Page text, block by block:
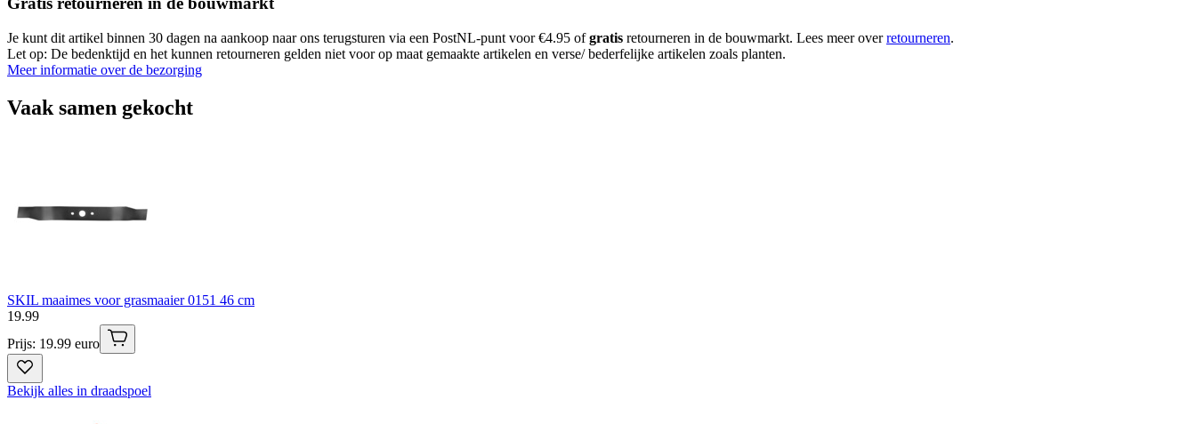
Je kunt dit artikel binnen 30 dagen na aankoop naar ons terugsturen via een PostNL-punt voor €4.95 ofgratis retourneren in de bouwmarkt. Lees meer overretourneren.
Let op: De bedenktijd en het kunnen retourneren gelden niet voor op maat gemaakte artikelen en verse/ bederfelijke artikelen zoals planten.
Meer informatie over de bezorging
Vaak samen gekocht
SKIL maaimes voor grasmaaier 0151 46 cm
19.99
Prijs: 19.99 euro
Bekijk alles in draadspoel